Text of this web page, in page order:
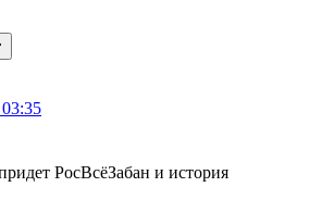
РосВсёЗабан и история